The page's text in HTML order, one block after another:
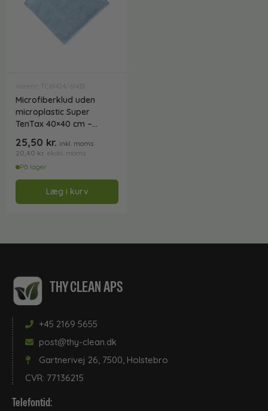
Varenr: TC61424/61433
Microfiberklud uden
microplastic Super
TenTax 40×40 cm –
25,50 kr. inkl. moms
20,40 kr. ekskl. moms
På lager
Læg i kurv
THY CLEAN APS
+45 2169 5655
post@thy-clean.dk
Gartnerivej 26, 7500, Holstebro
CVR: 77136215
Telefontid: